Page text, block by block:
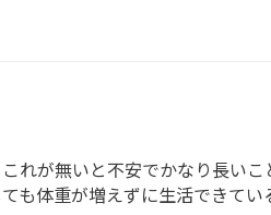
れが無いと不安でかなり長い
も体重が増えずに生活できてい